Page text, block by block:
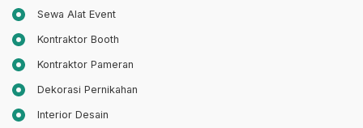
Sewa Alat Event
Kontraktor Booth
Kontraktor Pameran
Dekorasi Pernikahan
Interior Desain